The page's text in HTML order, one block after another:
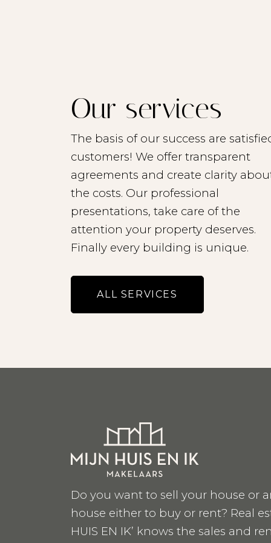
Our services
The basis of our success are
customers! We offer transparent
agreements and create clarity
the costs. Our professional
presentations, take care of the
attention your property deserves.
Finally every building is unique.
ALL SERVICES
Do you want to sell your house or
house either to buy or rent? Real
HUIS EN IK’ knows the sales and